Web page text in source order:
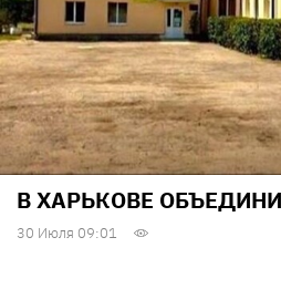
В ХАРЬКОВЕ
30 Июля 09:01